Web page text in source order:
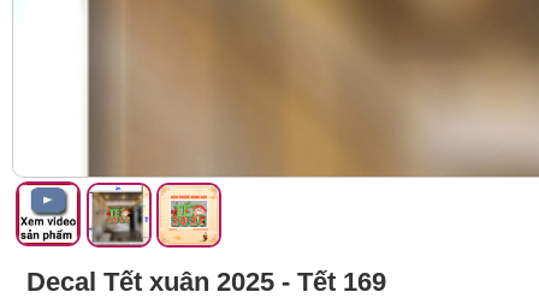
Decal Tết xuân 2025 - Tết 169